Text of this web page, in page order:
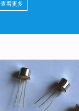
查看更多